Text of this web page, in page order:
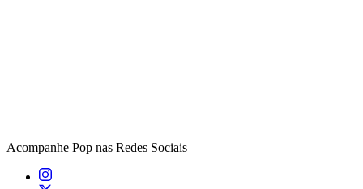
Acompanhe Pop nas Redes Sociais